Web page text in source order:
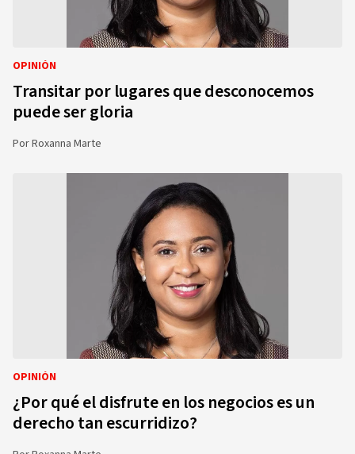
OPINIÓN
Transitar por lugares que desconocemos
puede ser gloria
PorRoxanna Marte
OPINIÓN
¿Por qué el disfrute en los negocios es un
derecho tan escurridizo?